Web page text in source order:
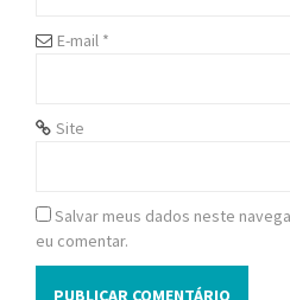
E-mail *
Site
Salvar meus dados neste
eu comentar.